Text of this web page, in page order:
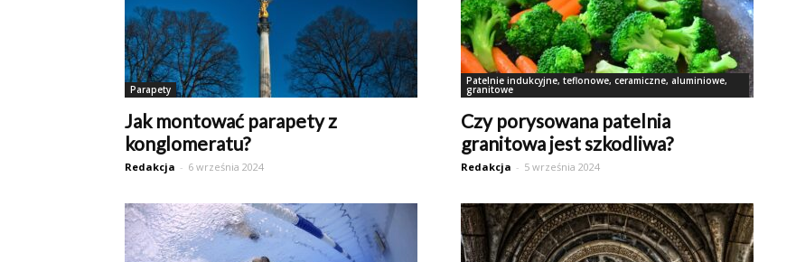
Parapety
Jak montować parapety z
konglomeratu?
Redakcja - 6 września 2024
Patelnie indukcyjne, teflonowe, ceramiczne, aluminiowe,
granitowe
Czy porysowana patelnia
granitowa jest szkodliwa?
Redakcja - 5 września 2024